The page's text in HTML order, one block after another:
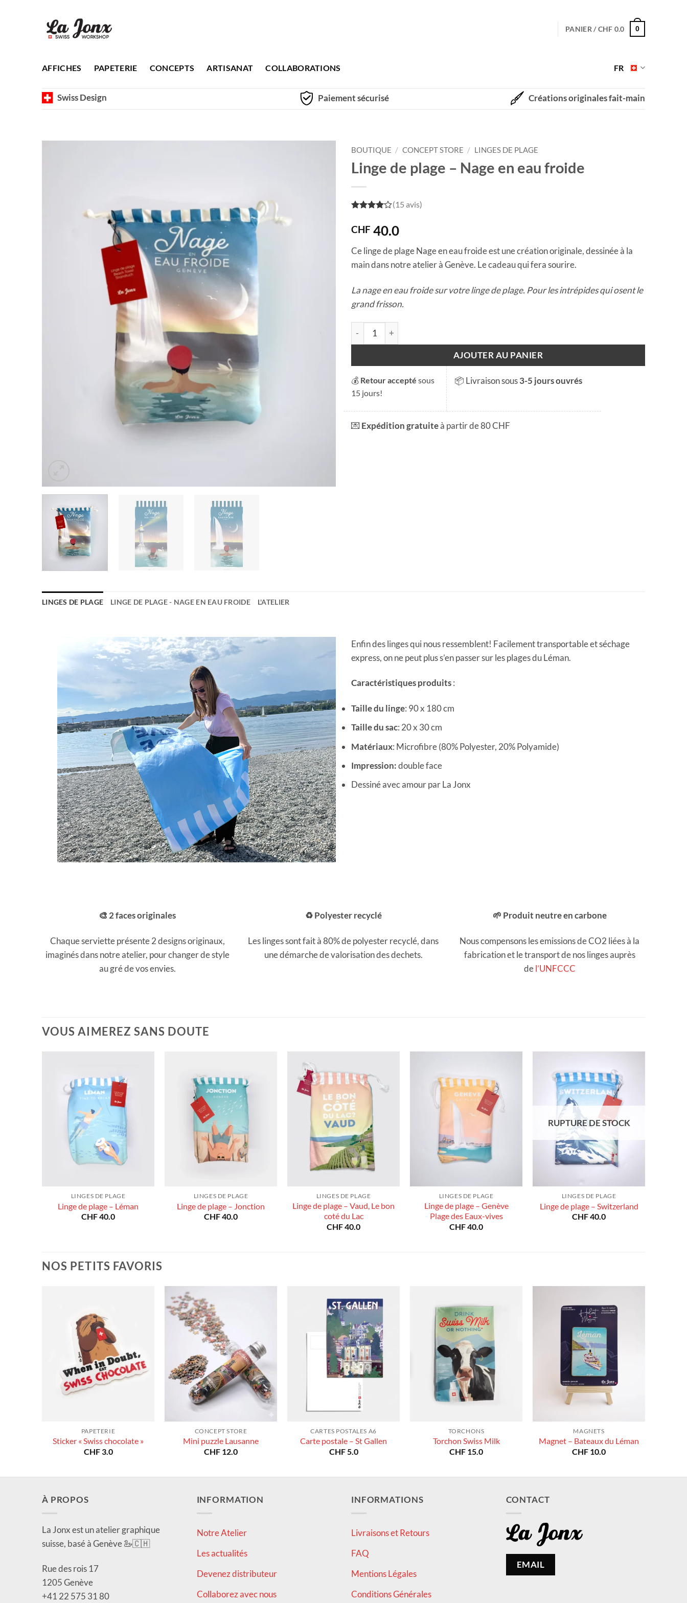
PANIER /CHF 0.0 0
AFFICHES PAPETERIE CONCEPTS ARTISANAT COLLABORATIONS FR
Swiss Design Paiement sécurisé Créations originales fait-main
BOUTIQUE / CONCEPT STORE / LINGES DE PLAGE
Linge de plage – Nage en eau froide
5
(15 avis)
CHF 40.0
Ce linge de plage Nage en eau froide est une création originale, dessinée à la
main dans notre atelier à Genève. Le cadeau qui fera sourire.
La nage en eau froide sur votre linge de plage. Pour les intrépides qui osent le
grand frisson.
quantité de Linge de plage - Nage en eau froide
AJOUTER AU PANIER
💰 Retour accepté sous
15 jours!
📦 Livraison sous3-5 jours ouvrés
💌Expédition gratuiteà partir de 80 CHF
LINGES DE PLAGE LINGE DE PLAGE - NAGE EN EAU FROIDE L'ATELIER
Enfin des linges qui nous ressemblent! Facilement transportable et séchage
express, on ne peut plus s’en passer sur les plages du Léman.
Caractéristiques produits:
Taille du linge: 90 x 180 cm
Taille du sac: 20 x 30 cm
Matériaux: Microfibre (80% Polyester, 20% Polyamide)
Impression:double face
Dessiné avec amour par La Jonx
🎨 2 faces originales
Chaque serviette présente 2 designs originaux,
imaginés dans notre atelier, pour changer de style
au gré de vos envies.
♻️ Polyester recyclé
Les linges sont fait à 80% de polyester recyclé, dans
une démarche de valorisation des dechets.
🌱 Produit neutre en carbone
Nous compensons les emissions de CO2 liées à la
fabrication et le transport de nos linges auprès
del’UNFCCC
VOUS AIMEREZ SANS DOUTE
LINGES DE PLAGE
Linge de plage – Léman
CHF40.0
LINGES DE PLAGE
Linge de plage – Jonction
CHF40.0
LINGES DE PLAGE
Linge de plage – Vaud, Le bon
coté du Lac
CHF40.0
LINGES DE PLAGE
Linge de plage – Genève
Plage des Eaux-vives
CHF40.0
RUPTURE DE STOCK
LINGES DE PLAGE
Linge de plage – Switzerland
CHF40.0
NOS PETITS FAVORIS
PAPETERIE
Sticker « Swiss chocolate »
CHF3.0
CONCEPT STORE
Mini puzzle Lausanne
CHF 12.0
CARTES POSTALES A6
Carte postale – St Gallen
CHF5.0
TORCHONS
Torchon Swiss Milk
CHF 15.0
MAGNETS
Magnet – Bateaux du Léman
CHF 10.0
À PROPOS
La Jonx est un atelier graphique
suisse, basé à Genève 🦢🇨🇭
Rue des rois 17
1205 Genève
+41 22 575 31 80
INFORMATION
Notre Atelier
Les actualités
Devenez distributeur
Collaborez avec nous
INFORMATIONS
Livraisons et Retours
FAQ
Mentions Légales
Conditions Générales
CONTACT
EMAIL